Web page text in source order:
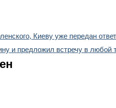
Киеву уже передан ответ
и предложил встречу в любой